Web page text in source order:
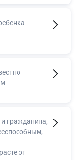
гражданина,
от